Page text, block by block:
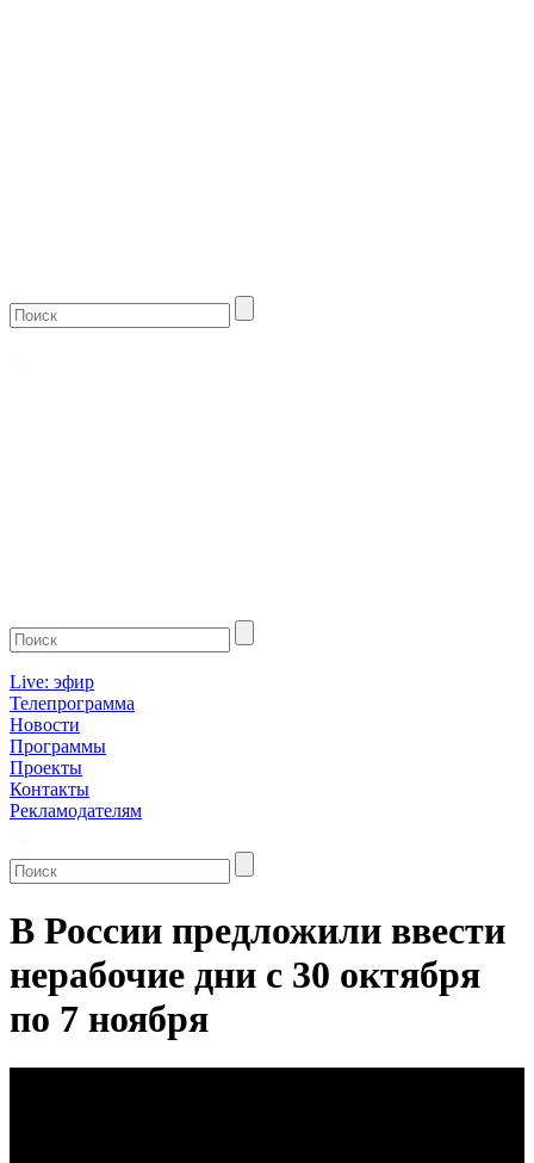
Live: эфир
Телепрограмма
Новости
Программы
Проекты
Контакты
Рекламодателям
В России предложили ввести
нерабочие дни с 30 октября
по 7 ноября